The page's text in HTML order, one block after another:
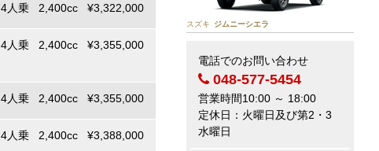
4人乗 2,400cc ¥3,322,000
4人乗 2,400cc ¥3,355,000
4人乗 2,400cc ¥3,355,000
4人乗 2,400cc ¥3,388,000
スズキ ジムニーシエラ
電話でのお問い合わせ
048-577-5454
営業時間10:00 ～ 18:00
定休日：火曜日及び第2・3
水曜日